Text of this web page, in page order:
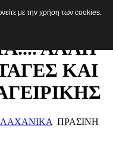
ΑΛΛΗ
ΚΑΙ
ΠΡΑΣΙΝΗ
με την χρήση των cookies.